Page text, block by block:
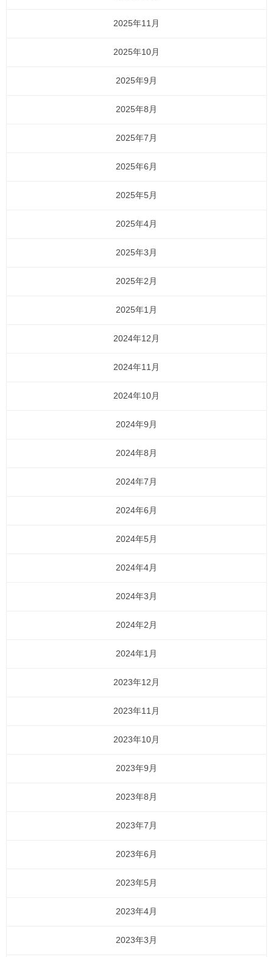
2025年11月
2025年10月
2025年9月
2025年8月
2025年7月
2025年6月
2025年5月
2025年4月
2025年3月
2025年2月
2025年1月
2024年12月
2024年11月
2024年10月
2024年9月
2024年8月
2024年7月
2024年6月
2024年5月
2024年4月
2024年3月
2024年2月
2024年1月
2023年12月
2023年11月
2023年10月
2023年9月
2023年8月
2023年7月
2023年6月
2023年5月
2023年4月
2023年3月